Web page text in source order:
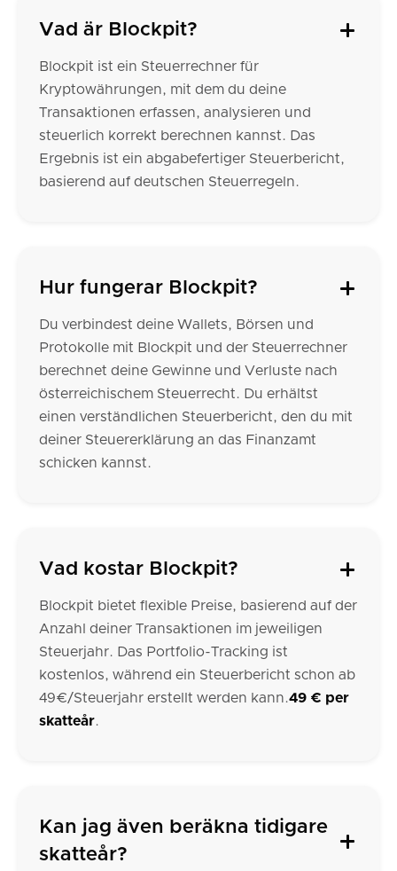
Vad är Blockpit?
Blockpit ist ein Steuerrechner für
Kryptowährungen, mit dem du deine
Transaktionen erfassen, analysieren und
steuerlich korrekt berechnen kannst. Das
Ergebnis ist ein abgabefertiger Steuerbericht,
basierend auf deutschen Steuerregeln.
Hur fungerar Blockpit?
Du verbindest deine Wallets, Börsen und
Protokolle mit Blockpit und der Steuerrechner
berechnet deine Gewinne und Verluste nach
österreichischem Steuerrecht. Du erhältst
einen verständlichen Steuerbericht, den du mit
deiner Steuererklärung an das Finanzamt
schicken kannst.
Vad kostar Blockpit?
Blockpit bietet flexible Preise, basierend auf der
Anzahl deiner Transaktionen im jeweiligen
Steuerjahr. Das Portfolio-Tracking ist
kostenlos, während ein Steuerbericht schon ab
49€/Steuerjahr erstellt werden kann.49 € per
skatteår.
Kan jag även beräkna tidigare
skatteår?